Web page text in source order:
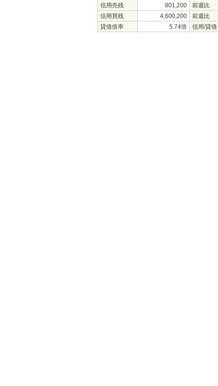
信用売残
801,200
前週比
信用買残
4,600,200
前週比
貸借倍率
5.74倍 信用/貸借